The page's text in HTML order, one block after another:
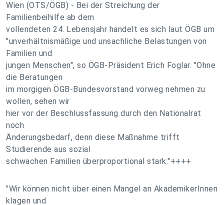
Wien (OTS/ÖGB) - Bei der Streichung der
Familienbeihilfe ab dem
vollendeten 24. Lebensjahr handelt es sich laut ÖGB um
"unverhältnismäßige und unsachliche Belastungen von
Familien und
jungen Menschen", so ÖGB-Präsident Erich Foglar. "Ohne
die Beratungen
im morgigen ÖGB-Bundesvorstand vorweg nehmen zu
wollen, sehen wir
hier vor der Beschlussfassung durch den Nationalrat
noch
Änderungsbedarf, denn diese Maßnahme trifft
Studierende aus sozial
schwachen Familien überproportional stark."++++
"Wir können nicht über einen Mangel an AkademikerInnen
klagen und